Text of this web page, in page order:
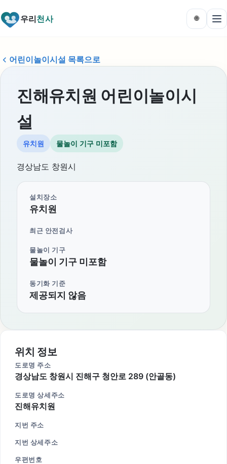
우리천사 🌐
어린이놀이시설 목록으로
진해유치원 어린이놀이시
설
유치원 물놀이 기구 미포함
경상남도 창원시
설치장소
유치원
최근 안전검사
물놀이 기구
물놀이 기구 미포함
동기화 기준
제공되지 않음
위치 정보
도로명 주소
경상남도 창원시 진해구 청안로 289 (안골동)
도로명 상세주소
진해유치원
지번 주소
지번 상세주소
우편번호